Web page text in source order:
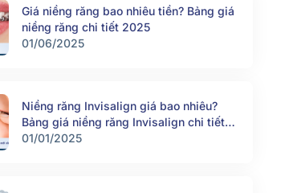
Giá niềng răng bao nhiêu tiền? Bảng giá
niềng răng chi tiết 2025
01/06/2025
Niềng răng Invisalign giá bao nhiêu?
Bảng giá niềng răng Invisalign chi tiết
2025
01/01/2025